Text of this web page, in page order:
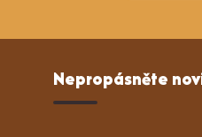
Nepropásněte